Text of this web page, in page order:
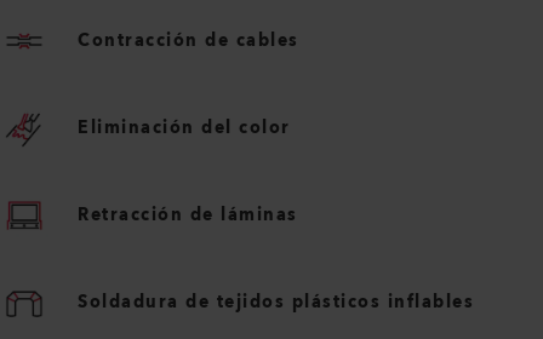
Contracción de cables
Eliminación del color
Retracción de láminas
Soldadura de tejidos plásticos inflables